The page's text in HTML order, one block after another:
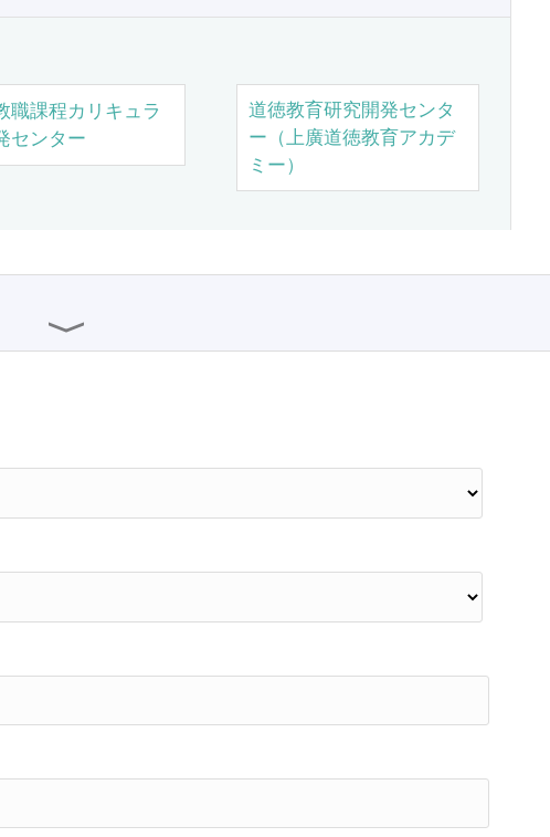
職課程カリキュラ
センター
道徳教育研究開発センタ
ー（上廣道徳教育アカデ
ミー）